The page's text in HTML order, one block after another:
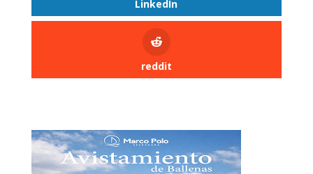
LinkedIn
reddit